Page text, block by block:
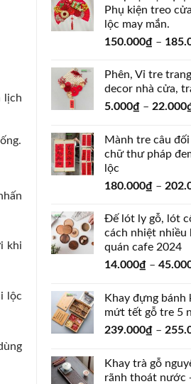
lịch
khi
lộc
Phụ kiện treo
lộc may mắn.
150.000₫ –
Phên, Vỉ tre
decor nhà cửa,
5.000₫ – 22.000
Mành tre câu
chữ thư pháp
lộc
180.000₫ –
Đế lót ly gỗ, lót
cách nhiệt nhiều
quán cafe 2024
14.000₫ –
Khay đựng bánh
mứt tết gỗ tre 5
239.000₫ –
Khay trà gỗ
rãnh thoát nước